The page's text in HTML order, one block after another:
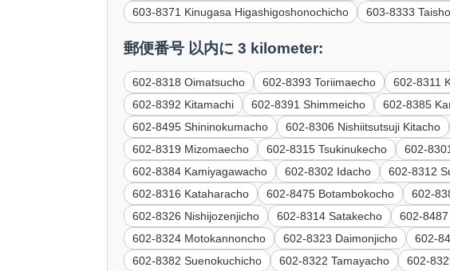
603-8371 Kinugasa Higashigoshonochicho
603-8333
郵便番号 以内に 3 kilometer:
602-8318 Oimatsucho 602-8393 Toriimaecho 602-8311
602-8392 Kitamachi
602-8391 Shimmeicho 602-8385
602-8495 Shininokumacho
602-8306 Nishiitsutsuji Kitacho
602-8319 Mizomaecho
602-8315 Tsukinukecho 602-
602-8384 Kamiyagawacho
602-8302 Idacho 602-8312
602-8316 Kataharacho
602-8475 Botambokocho 602-
602-8326 Nishijozenjicho
602-8314 Satakecho 602-
602-8324 Motokannoncho
602-8323 Daimonjicho 602-
602-8382 Suenokuchicho
602-8322 Tamayacho 602-